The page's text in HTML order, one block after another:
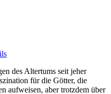
des Altertums seit jeher
für die Götter, die
aufweisen, aber trotzdem über